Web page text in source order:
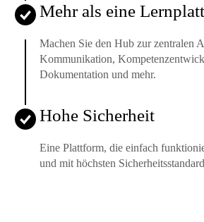
Mehr als eine
Machen Sie den Hub zur zentralen
Kommunikation,
Dokumentation und mehr.
Hohe Sicherheit
Eine Plattform, die einfach
und mit höchsten